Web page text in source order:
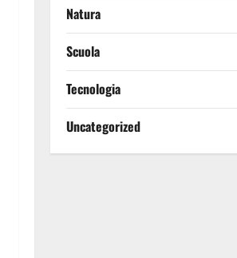
Natura
Scuola
Tecnologia
Uncategorized